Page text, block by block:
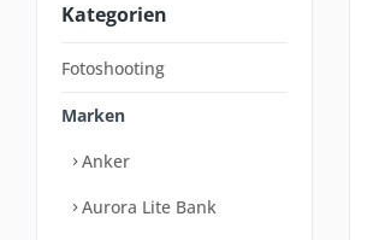
Kategorien
Fotoshooting
Marken
Anker
Aurora Lite Bank